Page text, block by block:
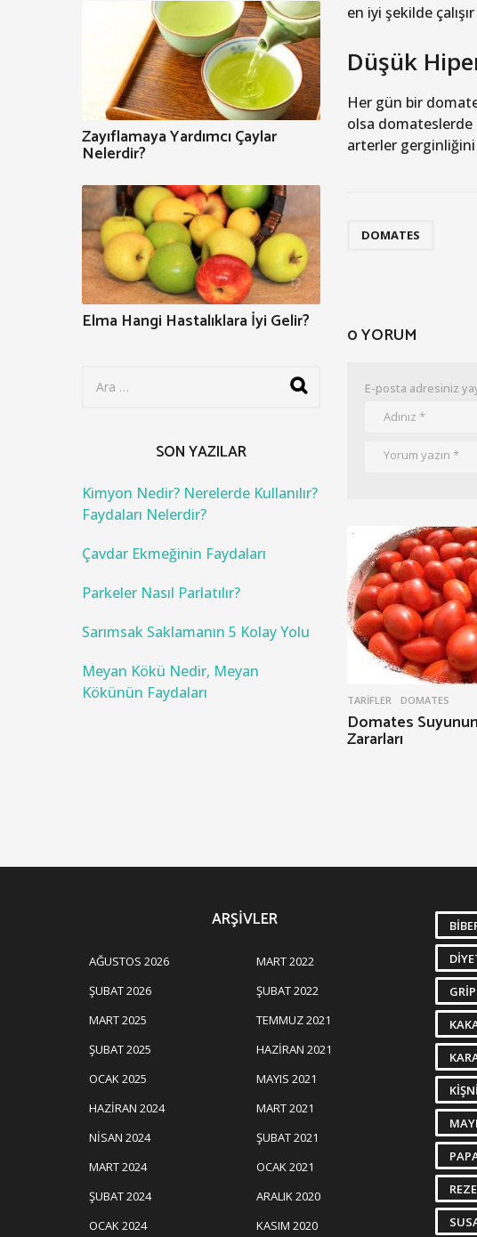
en iyi şekilde
Düşük
Her gün bir
olsa
arterler gerginliğini
DOMATES
0 YORUM
E-posta adresiniz
TARIFLER DOMATES
Domates
Zararları
Zayıflamaya Yardımcı Çaylar
Nelerdir?
Elma Hangi Hastalıklara İyi Gelir?
o
r
SON YAZILAR
Kimyon Nedir? Nerelerde Kullanılır?
Faydaları Nelerdir?
Çavdar Ekmeğinin Faydaları
Parkeler Nasıl Parlatılır?
Sarımsak Saklamanın 5 Kolay Yolu
Meyan Kökü Nedir, Meyan
Kökünün Faydaları
ARŞIVLER
AĞUSTOS 2026
ŞUBAT 2026
MART 2025
ŞUBAT 2025
OCAK 2025
HAZIRAN 2024
NISAN 2024
MART 2024
ŞUBAT 2024
OCAK 2024
MART 2022
ŞUBAT 2022
TEMMUZ 2021
HAZIRAN 2021
MAYIS 2021
MART 2021
ŞUBAT 2021
OCAK 2021
ARALIK 2020
KASIM 2020
GRIP